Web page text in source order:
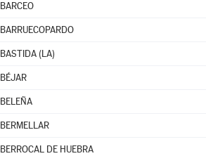
BARCEO
BARRUECOPARDO
BASTIDA (LA)
BÉJAR
BELEÑA
BERMELLAR
BERROCAL DE HUEBRA